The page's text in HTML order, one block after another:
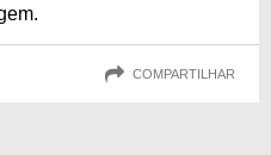
COMPARTILHAR